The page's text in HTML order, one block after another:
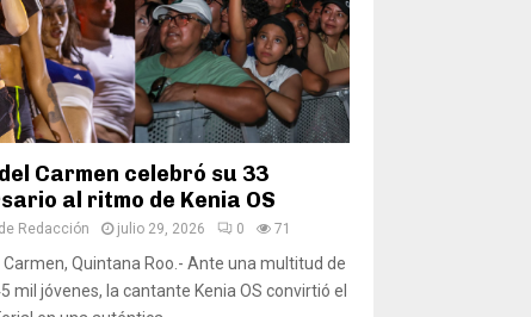
Carmen celebró su 33
al ritmo de Kenia OS
Redacción julio 29, 2026 0 71
Carmen, Quintana Roo.- Ante una multitud de
mil jóvenes, la cantante Kenia OS convirtió el